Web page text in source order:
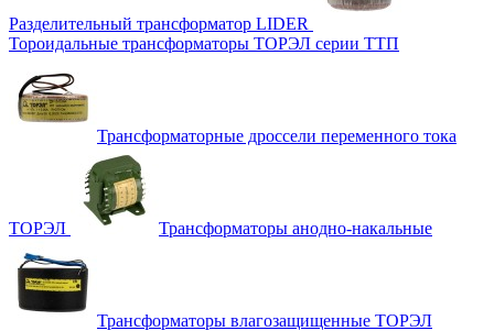
Разделительный трансформатор LIDER
Тороидальные трансформаторы ТОРЭЛ серии ТТП
Трансформаторные дроссели переменного тока
ТОРЭЛ Трансформаторы анодно-накальные
Трансформаторы влагозащищенные ТОРЭЛ